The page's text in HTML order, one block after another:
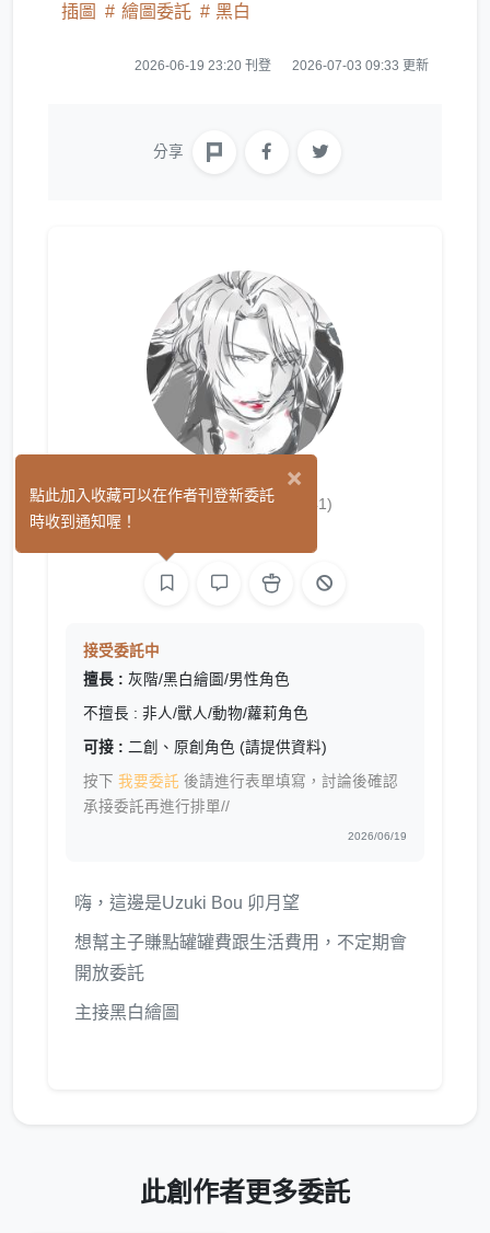
插圖
繪圖委託 黑白
2026-06-19 23:20 刊登 2026-07-03 09:33 更新
分享
Uzuki Bou (41)
接受委託中
擅長 : 灰階/黑白繪圖/男性角色
不擅長 : 非人/獸人/動物/蘿莉角色
可接 : 二創、原創角色 (請提供資料)
按下 我要委託 後請進行表單填寫，討論後確認
承接委託再進行排單//
2026/06/19
嗨，這邊是Uzuki Bou 卯月望
想幫主子賺點罐罐費跟生活費用，不定期會
開放委託
主接黑白繪圖
此創作者更多委託
×
點此加入收藏可以在作者刊登新委託
時收到通知喔！